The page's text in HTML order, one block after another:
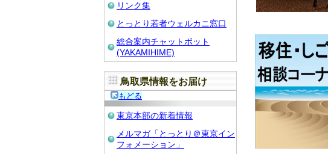
リンク集
とっとり若者ウェルカニ窓口
総合案内チャットボット
(YAKAMIHIME)
鳥取県情報をお届け
もどる
東京本部の新着情報
メルマガ「とっとり＠東京イン
フォメーション」